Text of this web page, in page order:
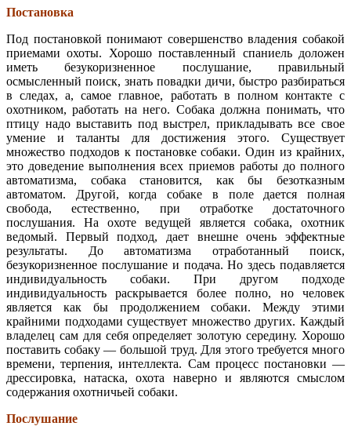
Постановка
Под постановкой понимают совершенство владения собакой
приемами охоты. Хорошо поставленный спаниель доложен
иметь безукоризненное послушание, правильный
осмысленный поиск, знать повадки дичи, быстро разбираться
в следах, а, самое главное, работать в полном контакте с
охотником, работать на него. Собака должна понимать, что
птицу надо выставить под выстрел, прикладывать все свое
умение и таланты для достижения этого. Существует
множество подходов к постановке собаки. Один из крайних,
это доведение выполнения всех приемов работы до полного
автоматизма, собака становится, как бы безотказным
автоматом. Другой, когда собаке в поле дается полная
свобода, естественно, при отработке достаточного
послушания. На охоте ведущей является собака, охотник
ведомый. Первый подход, дает внешне очень эффектные
результаты. До автоматизма отработанный поиск,
безукоризненное послушание и подача. Но здесь подавляется
индивидуальность собаки. При другом подходе
индивидуальность раскрывается более полно, но человек
является как бы продолжением собаки. Между этими
крайними подходами существует множество других. Каждый
владелец сам для себя определяет золотую середину. Хорошо
поставить собаку — большой труд. Для этого требуется много
времени, терпения, интеллекта. Сам процесс постановки —
дрессировка, натаска, охота наверно и являются смыслом
содержания охотничьей собаки.
Послушание